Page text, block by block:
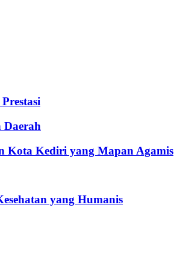
Kota Kediri yang Mapan Agamis
yang Humanis